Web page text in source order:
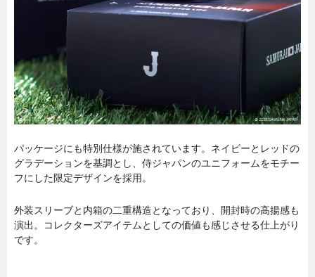
パッケージにも特別仕様が施されています。ネイビーとレッドの
グラデーションを基調とし、侍ジャパンのユニフォームをモチー
フにした限定デザインを採用。
外装スリーブと内箱の二重構造となっており、開封時の高揚感も
演出。コレクターズアイテムとしての価値も感じさせる仕上がり
です。